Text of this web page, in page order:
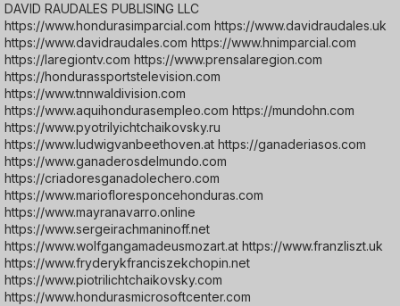
DAVID RAUDALES PUBLISING LLC
https://www.hondurasimparcial.com https://www.davidraudales.uk
https://www.davidraudales.com https://www.hnimparcial.com
https://laregiontv.com https://www.prensalaregion.com
https://hondurassportstelevision.com
https://www.tnnwaldivision.com
https://www.aquihondurasempleo.com https://mundohn.com
https://www.pyotrilyichtchaikovsky.ru
https://www.ludwigvanbeethoven.at https://ganaderiasos.com
https://www.ganaderosdelmundo.com
https://criadoresganadolechero.com
https://www.mariofloresponcehonduras.com
https://www.mayranavarro.online
https://www.sergeirachmaninoff.net
https://www.wolfgangamadeusmozart.at https://www.franzliszt.uk
https://www.fryderykfranciszekchopin.net
https://www.piotrilichtchaikovsky.com
https://www.hondurasmicrosoftcenter.com